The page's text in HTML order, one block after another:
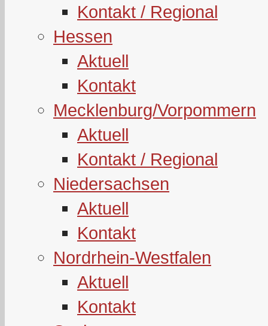
Kontakt / Regional
Hessen
Aktuell
Kontakt
Mecklenburg/Vorpommern
Aktuell
Kontakt / Regional
Niedersachsen
Aktuell
Kontakt
Nordrhein-Westfalen
Aktuell
Kontakt